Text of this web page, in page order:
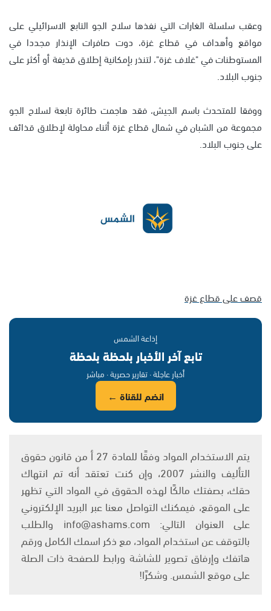
وعقب سلسلة الغارات التي نفذها سلاح الجو التابع الاسرائيلي على
مواقع وأهداف في قطاع غزة، دوت صافرات الإنذار مجددا في
المستوطنات في "غلاف غزة"، لتنذر بإمكانية إطلاق قذيفة أو أكثر على
جنوب البلاد.
ووفقا للمتحدث باسم الجيش، فقد هاجمت طائرة تابعة لسلاح الجو
مجموعة من الشبان في شمال قطاع غزة أثناء محاولة لإطلاق قذائف
على جنوب البلاد.
قصف على قطاع غزة
إذاعة الشمس
تابع آخر الأخبار بلحظة بلحظة
أخبار عاجلة · تقارير حصرية · مباشر
انضم للقناة ←
يتم الاستخدام المواد وفقًا للمادة 27 أ من قانون حقوق
التأليف والنشر 2007، وإن كنت تعتقد أنه تم انتهاك
حقك، بصفتك مالكًا لهذه الحقوق في المواد التي تظهر
على الموقع، فيمكنك التواصل معنا عبر البريد الإلكتروني
على العنوان التالي: info@ashams.com والطلب
بالتوقف عن استخدام المواد، مع ذكر اسمك الكامل ورقم
هاتفك وإرفاق تصوير للشاشة ورابط للصفحة ذات الصلة
على موقع الشمس. وشكرًا!